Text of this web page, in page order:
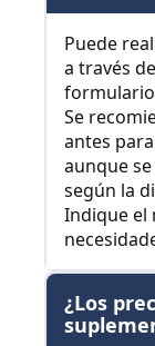
Puede
a través
Se
antes
aunque
según la
Indique el
¿Los